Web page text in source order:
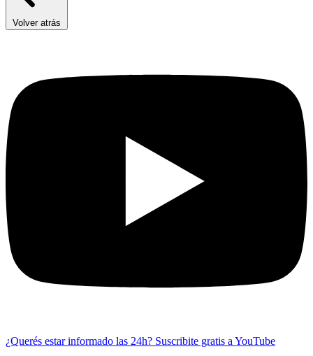
Volver atrás
¿Querés estar informado las 24h? Suscribite gratis a YouTube